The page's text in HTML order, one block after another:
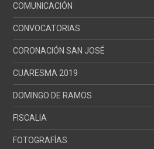
COMUNICACIÓN
CONVOCATORIAS
CORONACIÓN SAN JOSÉ
CUARESMA 2019
DOMINGO DE RAMOS
FISCALIA
FOTOGRAFÍAS